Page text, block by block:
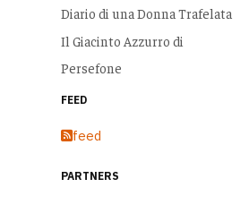
Diario di una Donna Trafelata
Il Giacinto Azzurro di
Persefone
FEED
feed
PARTNERS